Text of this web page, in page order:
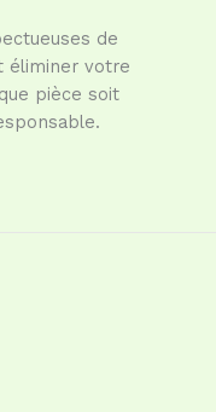
de
éliminer votre
pièce soit